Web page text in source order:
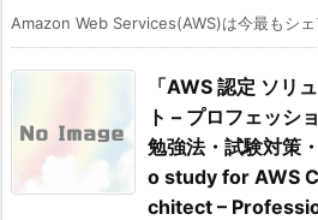
Amazon Web Services(AWS)は今最もシ
「AWS 認定 ソリ
ト – プロフェッシ
勉強法・試験対策
o study for AWS
chitect –